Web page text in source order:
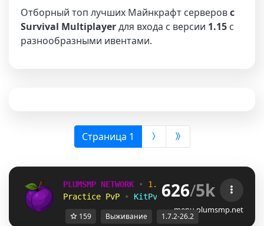
Отборный топ лучших Майнкрафт серверовс
Survival Multiplayerдля входа с версии 1.15 с
разнообразными ивентами.
Страница 1 (выбрана)
PLUMSMP NETWORK • 1.7.2 ➜ 26.2
Practice PvP
• KitPvP • Lifesteal
626/5k
menu.plumsmp.net
159 Выживание 1.7.2-26.2